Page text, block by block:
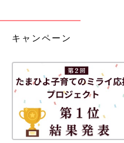
キャンペーン